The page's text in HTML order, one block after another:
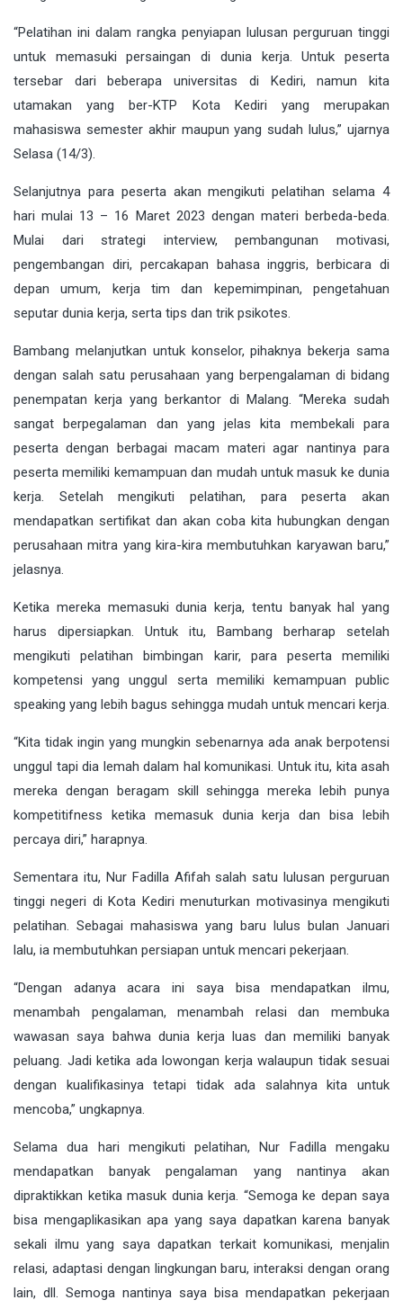
“Pelatihan ini dalam rangka penyiapan lulusan perguruan tinggi
untuk memasuki persaingan di dunia kerja. Untuk peserta
tersebar dari beberapa universitas di Kediri, namun kita
utamakan yang ber-KTP Kota Kediri yang merupakan
mahasiswa semester akhir maupun yang sudah lulus,” ujarnya
Selasa (14/3).
Selanjutnya para peserta akan mengikuti pelatihan selama 4
hari mulai 13 – 16 Maret 2023 dengan materi berbeda-beda.
Mulai dari strategi interview, pembangunan motivasi,
pengembangan diri, percakapan bahasa inggris, berbicara di
depan umum, kerja tim dan kepemimpinan, pengetahuan
seputar dunia kerja, serta tips dan trik psikotes.
Bambang melanjutkan untuk konselor, pihaknya bekerja sama
dengan salah satu perusahaan yang berpengalaman di bidang
penempatan kerja yang berkantor di Malang. “Mereka sudah
sangat berpegalaman dan yang jelas kita membekali para
peserta dengan berbagai macam materi agar nantinya para
peserta memiliki kemampuan dan mudah untuk masuk ke dunia
kerja. Setelah mengikuti pelatihan, para peserta akan
mendapatkan sertifikat dan akan coba kita hubungkan dengan
perusahaan mitra yang kira-kira membutuhkan karyawan baru,”
jelasnya.
Ketika mereka memasuki dunia kerja, tentu banyak hal yang
harus dipersiapkan. Untuk itu, Bambang berharap setelah
mengikuti pelatihan bimbingan karir, para peserta memiliki
kompetensi yang unggul serta memiliki kemampuan public
speaking yang lebih bagus sehingga mudah untuk mencari kerja.
“Kita tidak ingin yang mungkin sebenarnya ada anak berpotensi
unggul tapi dia lemah dalam hal komunikasi. Untuk itu, kita asah
mereka dengan beragam skill sehingga mereka lebih punya
kompetitifness ketika memasuk dunia kerja dan bisa lebih
percaya diri,” harapnya.
Sementara itu, Nur Fadilla Afifah salah satu lulusan perguruan
tinggi negeri di Kota Kediri menuturkan motivasinya mengikuti
pelatihan. Sebagai mahasiswa yang baru lulus bulan Januari
lalu, ia membutuhkan persiapan untuk mencari pekerjaan.
“Dengan adanya acara ini saya bisa mendapatkan ilmu,
menambah pengalaman, menambah relasi dan membuka
wawasan saya bahwa dunia kerja luas dan memiliki banyak
peluang. Jadi ketika ada lowongan kerja walaupun tidak sesuai
dengan kualifikasinya tetapi tidak ada salahnya kita untuk
mencoba,” ungkapnya.
Selama dua hari mengikuti pelatihan, Nur Fadilla mengaku
mendapatkan banyak pengalaman yang nantinya akan
dipraktikkan ketika masuk dunia kerja. “Semoga ke depan saya
bisa mengaplikasikan apa yang saya dapatkan karena banyak
sekali ilmu yang saya dapatkan terkait komunikasi, menjalin
relasi, adaptasi dengan lingkungan baru, interaksi dengan orang
lain, dll. Semoga nantinya saya bisa mendapatkan pekerjaan